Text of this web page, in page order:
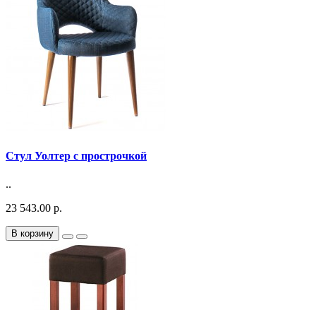
Стул Уолтер с прострочкой
..
23 543.00 р.
В корзину